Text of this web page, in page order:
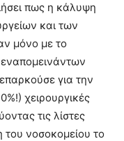
πως η κάλυψη
και των
μόνο με το
για την
χειρουργικές
τις λίστες
νοσοκομείου το